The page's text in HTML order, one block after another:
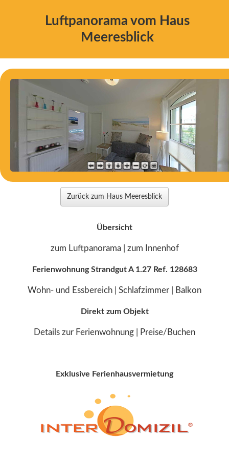
Luftpanorama vom Haus
Meeresblick
Zurück zum Haus Meeresblick
Übersicht
zum Luftpanorama| zum Innenhof
Ferienwohnung Strandgut A 1.27 Ref. 128683
Wohn- und Essbereich Schlafzimmer Balkon
Direkt zum Objekt
Details zur Ferienwohnung Preise/Buchen
Exklusive Ferienhausvermietung